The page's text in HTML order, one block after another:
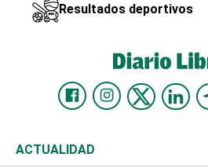
Resultados deportivos
ACTUALIDAD